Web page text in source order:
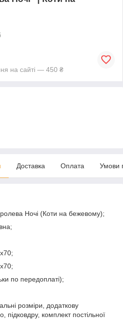
на сайті — 450 ₴
Доставка Оплата Умови
Ночі (Коти на бежевому);
по передоплаті);
розміри, додаткову
підковдру, комплект постільної